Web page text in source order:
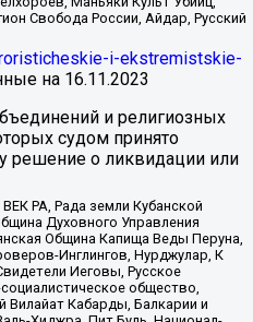
Свобода России, Айдар, Русский
i-ekstremistskie-
на 16.11.2023
и религиозных
судом принято
решение о ликвидации или
РА, Рада земли Кубанской
Духовного Управления
Община Капища Веды Перуна,
Инглингов, Нурджулар, К
Иеговы, Русское
общество,
Кабарды, Балкарии и